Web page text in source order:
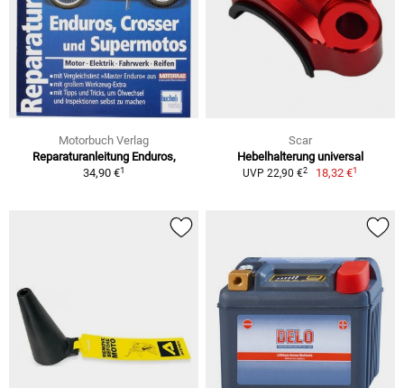
Motorbuch Verlag
Reparaturanleitung Enduros,
34,90 €1
Scar
Hebelhalterung universal
UVP 22,90 €2 18,32 €1